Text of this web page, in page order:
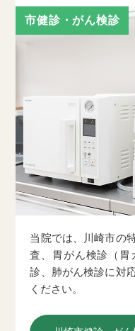
当院では、川崎市の
査、胃がん検診（胃
診、肺がん検診に対
ください。
市健診・がん検診